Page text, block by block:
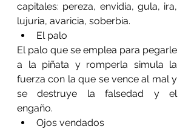
capitales: pereza, envidia, gula, ira,
lujuria, avaricia, soberbia.
El palo
El palo que se emplea para pegarle
a la piñata y romperla simula la
fuerza con la que se vence al mal y
se destruye la falsedad y el
engaño.
Ojos vendados